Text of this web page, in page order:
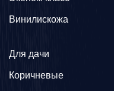
Винилискожа
Для дачи
Коричневые